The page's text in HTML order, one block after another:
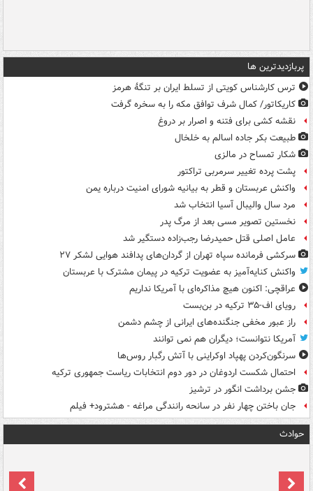
پربازدیدترین ها
ترس کارشناس کویتی از تسلط ایران بر تنگۀ هرمز
کاریکاتور/ کمال شرف توافق مکه را به سخره گرفت
نقشه کشی برای فتنه و اصرار بر دروغ
طبیعت بکر جاده اسالم به خلخال
شکار تمساح در مالزی
پشت پرده تغییر سرمربی تراکتور
واکنش عربستان و قطر به بیانیه شورای امنیت درباره یمن
مرد سال والیبال آسیا انتخاب شد
نخستین تصویر مسی بعد از مرگ پدر
عامل اصلی قتل حمیدرضا رجب‌زاده دستگیر شد
سرکشی فرمانده سپاه تهران از گردان‌های پدافند هوایی لشکر ۲۷
واکنش کنایه‌آمیز به عضویت ترکیه در پیمان مشترک با عربستان
عراقچی: اکنون هیچ مذاکره‌ای با آمریکا نداریم
رویای اف-۳۵ ترکیه در بن‌بست
راز عبور مخفی جنگنده‌های ایرانی از چشم دشمن
آمریکا نتوانست؛ دیگران هم نمی توانند
سرنگون‌کردن پهپاد اوکراینی با آتش رگبار روس‌ها
احتمال شکست اردوغان در دور دوم انتخابات ریاست جمهوری ترکیه
جشن برداشت انگور در ترشیز
جان باختن چهار نفر در سانحه رانندگی مراغه - هشترود+ فیلم
حوادث